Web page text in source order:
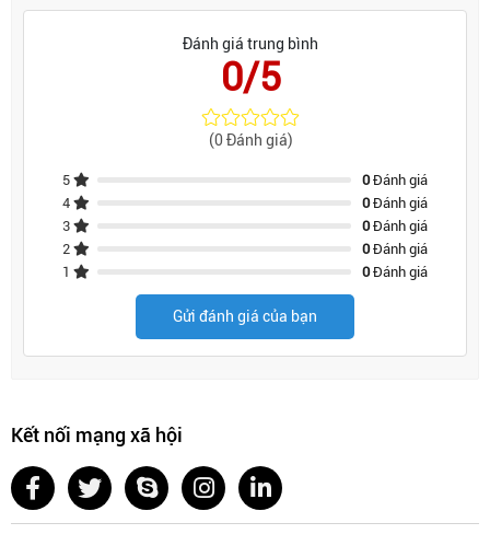
Đánh giá trung bình
0/5
(0 Đánh giá)
5 0Đánh giá
4
0Đánh giá
3
0Đánh giá
2
0Đánh giá
1
0Đánh giá
Gửi đánh giá của bạn
Kết nối mạng xã hội